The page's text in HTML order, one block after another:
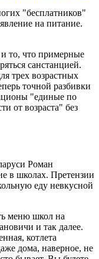
"бесплатников"
на питание.
то, что примерные
санстанцией.
трех возрастных
точной разбивки
"единые по
от возраста" без
Роман
в школах. Претензии
еду невкусной
меню школ на
и так далее.
котлета
дома, наверное, не